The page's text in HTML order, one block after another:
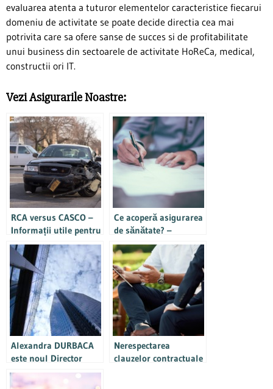
evaluarea atenta a tuturor elementelor caracteristice fiecarui
domeniu de activitate se poate decide directia cea mai
potrivita care sa ofere sanse de succes si de profitabilitate
unui business din sectoarele de activitate HoReCa, medical,
constructii ori IT.
Vezi Asigurarile Noastre:
RCA versus CASCO –
Informații utile pentru
asigurarea totală a
autoturismului
Ce acoperă asigurarea
de sănătate? –
Informații utile pentru
cei care pun sănătatea
pe primul plan
Alexandra DURBACA
este noul Director
Executiv al LEADER
Team Broker – parte a
Nerespectarea
clauzelor contractuale